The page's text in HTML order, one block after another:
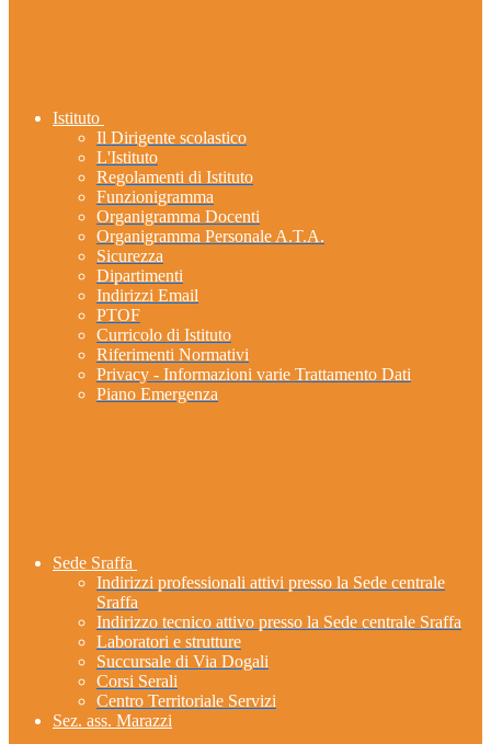
Istituto
Il Dirigente scolastico
L'Istituto
Regolamenti di Istituto
Funzionigramma
Organigramma Docenti
Organigramma Personale A.T.A.
Sicurezza
Dipartimenti
Indirizzi Email
PTOF
Curricolo di Istituto
Riferimenti Normativi
Privacy - Informazioni varie Trattamento Dati
Piano Emergenza
Sede Sraffa
Indirizzi professionali attivi presso la Sede centrale
Sraffa
Indirizzo tecnico attivo presso la Sede centrale Sraffa
Laboratori e strutture
Succursale di Via Dogali
Corsi Serali
Centro Territoriale Servizi
Sez. ass. Marazzi